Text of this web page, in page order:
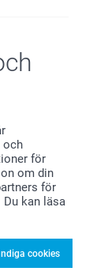
och
för
om din
för
kan läsa
cookies